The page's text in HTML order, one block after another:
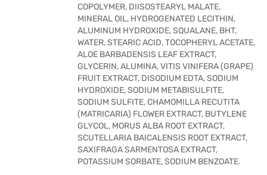
COPOLYMER, DIISOSTEARYL MALATE,
MINERAL OIL, HYDROGENATED LECITHIN,
ALUMINUM HYDROXIDE, SQUALANE, BHT,
WATER, STEARIC ACID, TOCOPHERYL ACETATE,
ALOE BARBADENSIS LEAF EXTRACT,
GLYCERIN, ALUMINA, VITIS VINIFERA (GRAPE)
FRUIT EXTRACT, DISODIUM EDTA, SODIUM
HYDROXIDE, SODIUM METABISULFITE,
SODIUM SULFITE, CHAMOMILLA RECUTITA
(MATRICARIA) FLOWER EXTRACT, BUTYLENE
GLYCOL, MORUS ALBA ROOT EXTRACT,
SCUTELLARIA BAICALENSIS ROOT EXTRACT,
SAXIFRAGA SARMENTOSA EXTRACT,
POTASSIUM SORBATE, SODIUM BENZOATE.